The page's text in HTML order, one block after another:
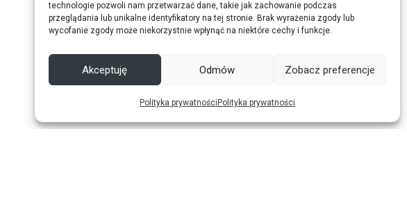
technologie pozwoli nam przetwarzać dane, takie jak zachowanie podczas
przeglądania lub unikalne identyfikatory na tej stronie. Brak wyrażenia zgody lub
wycofanie zgody może niekorzystnie wpłynąć na niektóre cechy i funkcje.
Akceptuję Odmów Zobacz preferencje
Polityka prywatności Polityka prywatności